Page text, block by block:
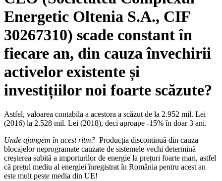
Energetic Oltenia S.A., CIF
30267310) scade constant în
fiecare an, din cauza învechirii
activelor existente și
investițiilor noi foarte scăzute?
Astfel, valoarea contabila a acestora a scăzut de la 2.952 mil. Lei
(2016) la 2.528 mil. Lei (2018), deci aproape -15% în doar 3 ani.
Unde ajungem în acest ritm? Producția discontinuă din cauza
blocajelor neprogramate cauzate de sistemele vechi determină
creșterea subită a importurilor de energie la prețuri foarte mari, astfel
că prețul mediu al energiei înregistrat în România pentru acest an
este mult peste media din UE!